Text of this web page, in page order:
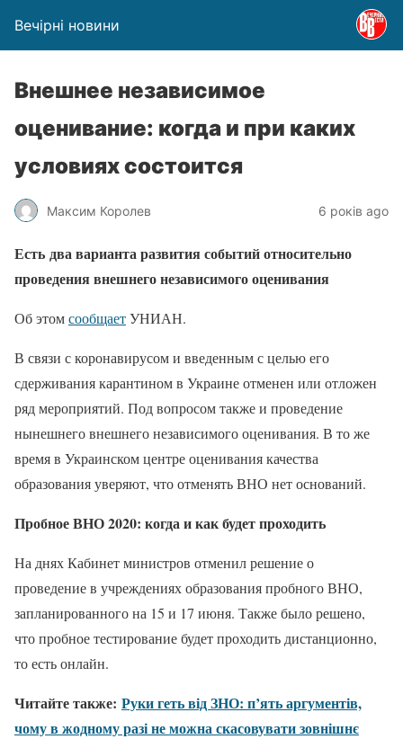
Вечірні новини
Внешнее независимое
оценивание: когда и при каких
условиях состоится
Максим Королев 6 років ago
Есть два варианта развития событий относительно
проведения внешнего независимого оценивания
Об этомсообщаетУНИАН.
В связи с коронавирусом и введенным с целью его
сдерживания карантином в Украине отменен или отложен
ряд мероприятий. Под вопросом также и проведение
нынешнего внешнего независимого оценивания. В то же
время в Украинском центре оценивания качества
образования уверяют, что отменять ВНО нет оснований.
Пробное ВНО 2020: когда и как будет проходить
На днях Кабинет министров отменил решение о
проведение в учреждениях образования пробного ВНО,
запланированного на 15 и 17 июня. Также было решено,
что пробное тестирование будет проходить дистанционно,
то есть онлайн.
Читайте также: Руки геть від ЗНО: п’ять аргументів,
чому в жодному разі не можна скасовувати зовнішнє